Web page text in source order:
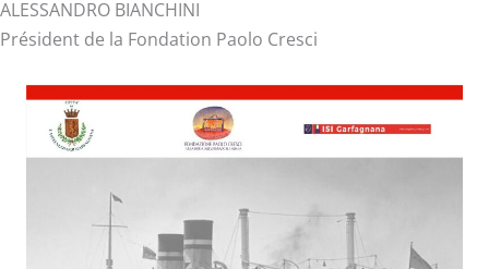
ALESSANDRO BIANCHINI
Président de la Fondation Paolo Cresci